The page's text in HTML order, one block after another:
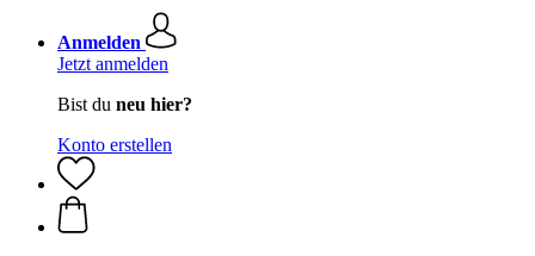
Anmelden
Jetzt anmelden
Bist du neu hier?
Konto erstellen